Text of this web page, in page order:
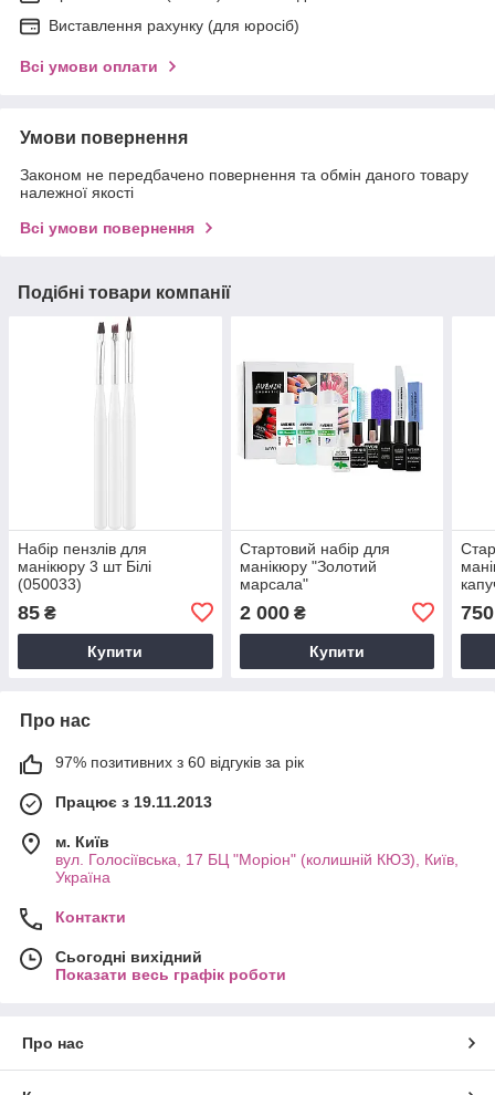
Виставлення рахунку (для юросіб)
Всі умови оплати
Умови повернення
Законом не передбачено повернення та обмін даного товару
належної якості
Всі умови повернення
Подібні товари компанії
Набір пензлів для
манікюру 3 шт Білі
(050033)
85 ₴
Купити
Стартовий набір для
манікюру "Золотий
марсала"
2 000₴
Купити
750
Про нас
97% позитивних з 60 відгуків за рік
Працює з 19.11.2013
м. Київ
вул. Голосіївська, 17 БЦ "Моріон" (колишній КЮЗ), Київ,
Україна
Контакти
Сьогодні вихідний
Показати весь графік роботи
Про нас